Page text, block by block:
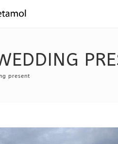
present